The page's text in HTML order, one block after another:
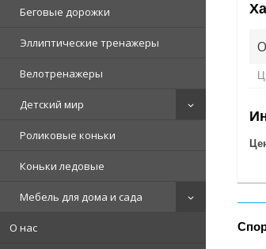
Беговые дорожки
Эллиптические тренажеры
Велотренажеры
Детский мир
Роликовые коньки
Коньки ледовые
Мебель для дома и сада
О нас